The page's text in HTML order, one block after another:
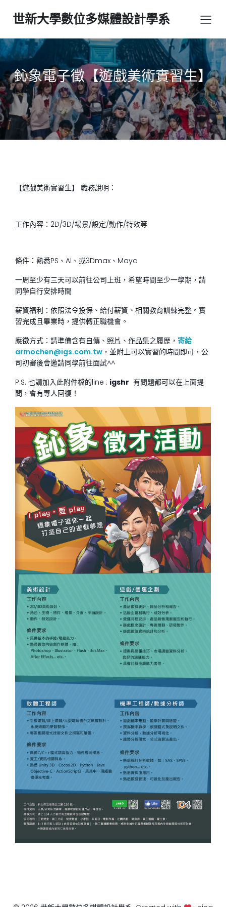
世新大學數位多媒體設計學系
鈊象電子徵【遊戲美術實習生】
【遊戲美術實習生】 職務說明：
工作內容：2D/3D/場景/設定/動作/特效等
條件：熟悉PS、AI、或3Dmax、Maya
一周至少有三天可以前往公司上班，希望時間至少一學期，請
同學自行安排時間
薪資福利：依照法令投保、給付薪資、相關教育訓練完整。實
習完成且畢業時，提供轉正職機會。
應徵方式：請準備含有自傳 、 照片 、 作品集之履歷， 寄給
armochen@igs.com.tw ，並附上可以實習的時間即可，公
司初審後會邀請同學前往面試^^
P.S. 也請加入此附件檔的line : igshr 有問題都可以在上面提
問，會有專人回復！